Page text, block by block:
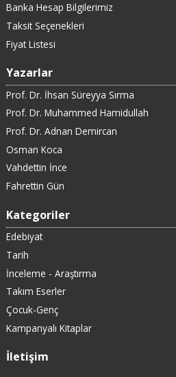
Banka Hesap Bilgilerimiz
Taksit Seçenekleri
Fiyat Listesi
Yazarlar
Prof. Dr. İhsan Süreyya Sırma
Prof. Dr. Muhammed Hamidullah
Prof. Dr. Adnan Demircan
Osman Koca
Vahdettin İnce
Fahrettin Gün
Kategoriler
Edebiyat
Tarih
İnceleme - Araştırma
Takım Eserler
Çocuk-Genç
Kampanyalı Kitaplar
İletişim